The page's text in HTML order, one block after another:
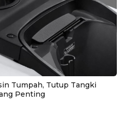
Tumpah, Tutup Tangki
Penting